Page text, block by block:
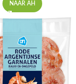
NAAR AH